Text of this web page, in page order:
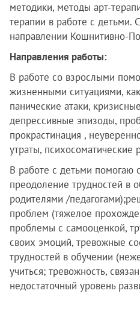
методики, методы арт-
терапии в работе с детьми.
направлении Кошнитивно-
Направления работы:
В работе со взрослыми
жизненными ситуациями,
панические атаки,
депрессивные эпизоды,
прокрастинация ,
утраты, психосоматические
В работе с детьми помогаю
преодоление трудностей в
родителями /
проблем (тяжелое
проблемы с самооценкой,
своих эмоций, тревожные
трудностей в обучении
учиться; тревожность,
недостаточный уровень